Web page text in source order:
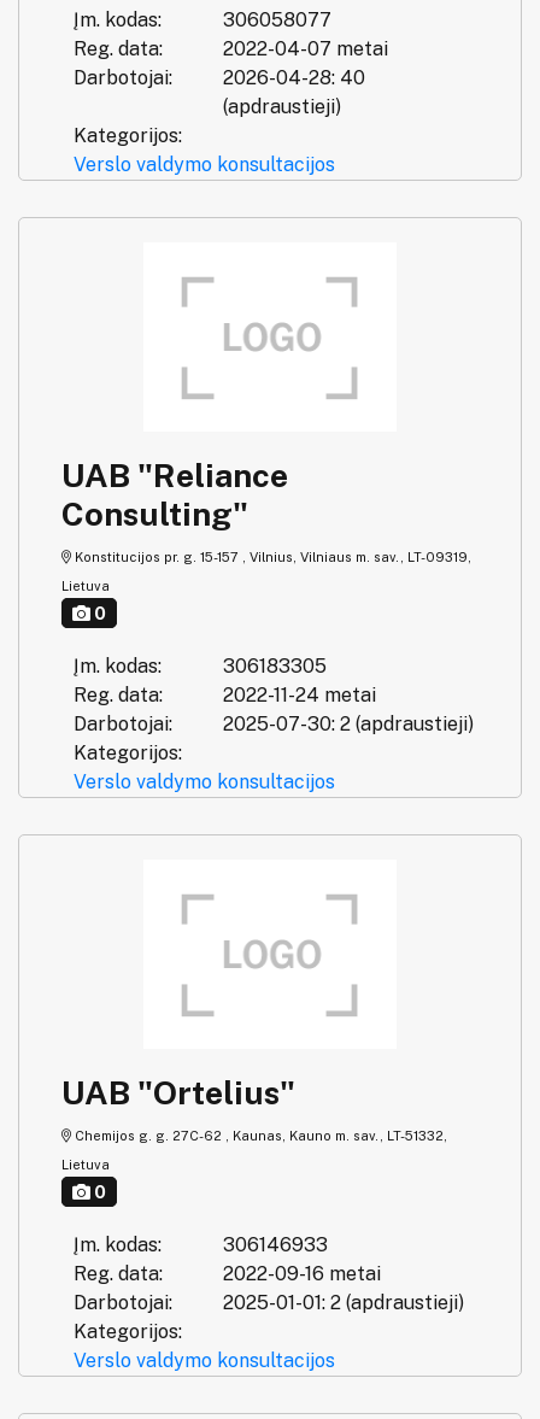
Įm. kodas:
306058077
Reg. data:
2022-04-07 metai
Darbotojai:
2026-04-28: 40
(apdraustieji)
Kategorijos:
Verslo valdymo konsultacijos
UAB "Reliance
Consulting"
Konstitucijos pr. g. 15-157 , Vilnius, Vilniaus m. sav., LT-09319,
Lietuva
0
Įm. kodas:
306183305
Reg. data:
2022-11-24 metai
Darbotojai:
2025-07-30: 2 (apdraustieji)
Kategorijos:
Verslo valdymo konsultacijos
UAB "Ortelius"
Chemijos g. g. 27C-62 , Kaunas, Kauno m. sav., LT-51332,
Lietuva
0
Įm. kodas:
306146933
Reg. data:
2022-09-16 metai
Darbotojai:
2025-01-01: 2 (apdraustieji)
Kategorijos:
Verslo valdymo konsultacijos